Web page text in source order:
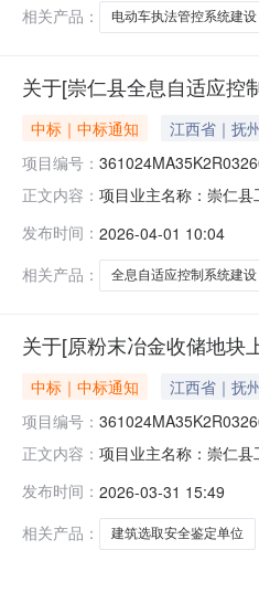
相关产品：
电动车执法管控系统建设
关于[崇仁县全息自适应控
中标｜中标通知 江西省｜抚
项目编号：
正文内容： 项目业主名称：崇仁
【2025】11号关于印
发布时间： 2026-04-01 10:04
相关产品：
全息自适应控制系统建设
关于[原粉末冶金收储地块
中标｜中标通知 江西省｜抚
项目编号：
正文内容： 项目业主名称：崇仁
上不超过《关于印发“
发布时间： 2026-03-31 15:49
相关产品：
建筑选取安全鉴定单位